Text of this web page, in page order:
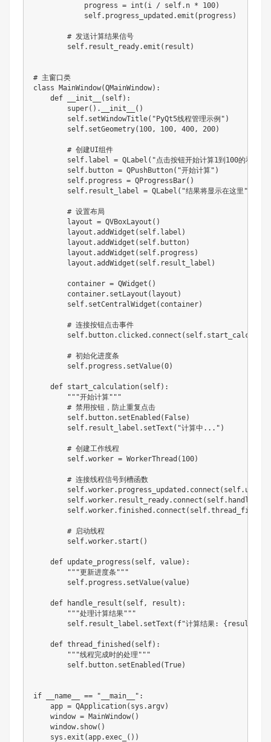
            progress = int(i / self.n * 100)
            self.progress_updated.emit(progress)
        # 发送计算结果信号
        self.result_ready.emit(result)
# 主窗口类
class MainWindow(QMainWindow):
    def __init__(self):
        super().__init__()
        self.setWindowTitle("PyQt5线程管理示例")
        self.setGeometry(100, 100, 400, 200)
        # 创建UI组件
        self.label = QLabel("点击按钮开始计算1到100的和")
        self.button = QPushButton("开始计算")
        self.progress = QProgressBar()
        self.result_label = QLabel("结果将显示在这里")
        # 设置布局
        layout = QVBoxLayout()
        layout.addWidget(self.label)
        layout.addWidget(self.button)
        layout.addWidget(self.progress)
        layout.addWidget(self.result_label)
        container = QWidget()
        container.setLayout(layout)
        self.setCentralWidget(container)
        # 连接按钮点击事件
        # 初始化进度条
        self.progress.setValue(0)
    def start_calculation(self):
        """开始计算"""
        # 禁用按钮，防止重复点击
        self.button.setEnabled(False)
        self.result_label.setText("计算中...")
        # 创建工作线程
        self.worker = WorkerThread(100)
        # 连接线程信号到槽函数
        # 启动线程
        self.worker.start()
    def update_progress(self, value):
        """更新进度条"""
        self.progress.setValue(value)
    def handle_result(self, result):
        """处理计算结果"""
        self.result_label.setText(f"计算结果: {result}")
    def thread_finished(self):
        """线程完成时的处理"""
        self.button.setEnabled(True)
if __name__ == "__main__":
    app = QApplication(sys.argv)
    window = MainWindow()
    window.show()
    sys.exit(app.exec_())